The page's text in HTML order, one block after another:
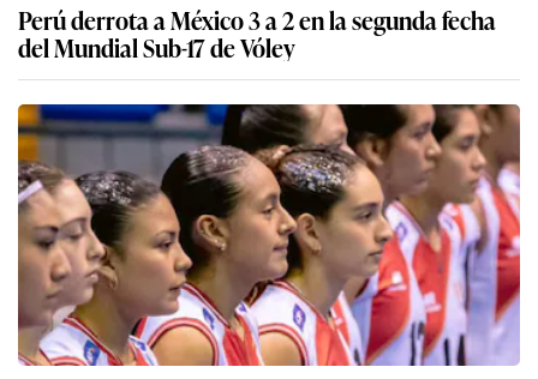
Perú derrota a México 3 a 2 en la segunda fecha
del Mundial Sub-17 de Vóley